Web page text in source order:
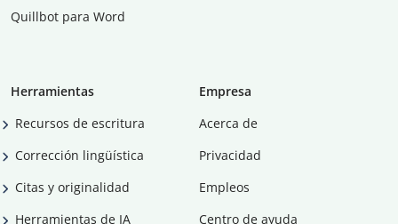
Quillbot para Word
Herramientas
Recursos de escritura
Corrección lingüística
Citas y originalidad
Herramientas de IA
Empresa
Acerca de
Privacidad
Empleos
Centro de ayuda